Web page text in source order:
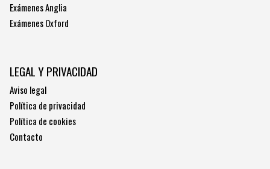
Exámenes Anglia
Exámenes Oxford
LEGAL Y PRIVACIDAD
Aviso legal
Política de privacidad
Política de cookies
Contacto